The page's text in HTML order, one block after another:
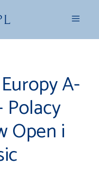
Menu
A-
Polacy
Open i